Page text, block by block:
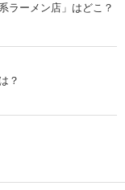
ラーメン店」はどこ？
？